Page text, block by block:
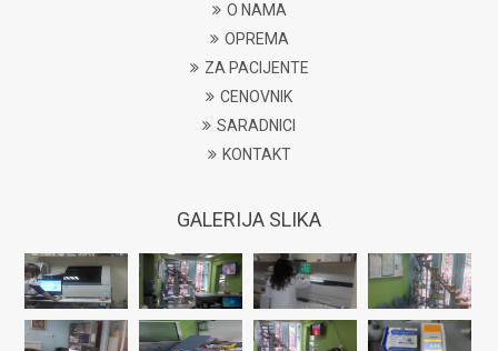
O NAMA
OPREMA
ZA PACIJENTE
CENOVNIK
SARADNICI
KONTAKT
GALERIJA SLIKA